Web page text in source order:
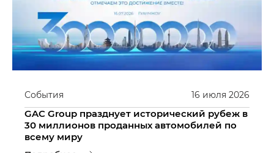
16 июля 2026
События
GAC Group празднует исторический рубеж в
30 миллионов проданных автомобилей по
всему миру